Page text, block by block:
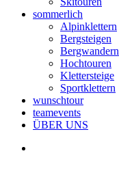
sommerlich
Alpinklettern
Bergsteigen
Bergwandern
Hochtouren
Klettersteige
Sportklettern
wunschtour
teamevents
ÜBER UNS